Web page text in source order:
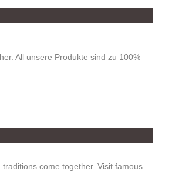
All unsere Produkte sind zu 100%
come together. Visit famous